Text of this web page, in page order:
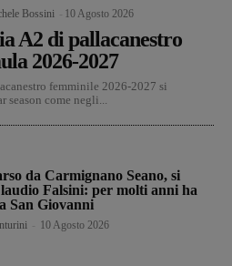
Bossini 10 Agosto 2026
A2 di pallacanestro
2026-2027
femminile 2026-2027 si
come negli...
da Carmignano Seano, si
Falsini: per molti anni ha
San Giovanni
10 Agosto 2026